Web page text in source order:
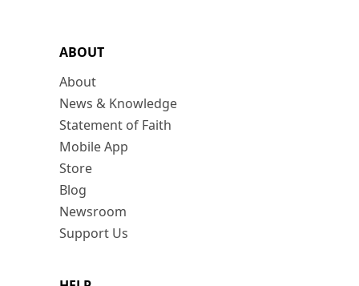
ABOUT
About
News & Knowledge
Statement of Faith
Mobile App
Store
Blog
Newsroom
Support Us